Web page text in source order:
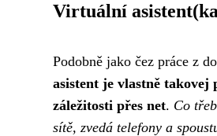
Virtuální
Podobně jako čez práce z
asistent je vlastně
záležitosti přes net. Co
sítě, zvedá telefony a